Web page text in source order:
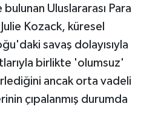
Uluslararası Para
Kozack, küresel
savaş dolayısıyla
birlikte 'olumsuz'
ancak orta vadeli
çıpalanmış durumda